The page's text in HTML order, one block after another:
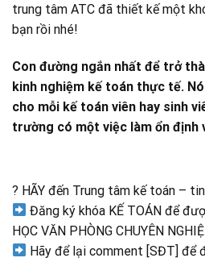
trung tâm ATC đã thiết kế một
bạn rồi nhé!
Con đường ngắn nhất để trở
kinh nghiệm kế toán thực tế.
cho mỗi kế toán viên hay sinh
trường có một việc làm ổn định
? HÃY đến Trung tâm kế toán –
Đăng ký khóa KẾ TOÁN để
HỌC VĂN PHÒNG CHUYÊN
Hãy để lại comment [SĐT] để